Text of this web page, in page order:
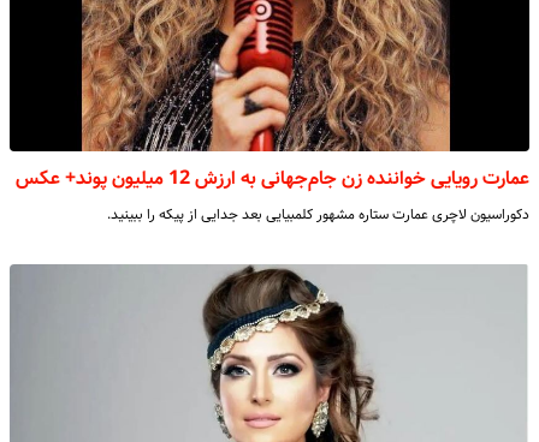
عمارت رویایی خواننده زن جام‌جهانی به ارزش 12 میلیون پوند+ عکس
دکوراسیون لاچری عمارت ستاره مشهور کلمبیایی بعد جدایی از پیکه را ببینید.